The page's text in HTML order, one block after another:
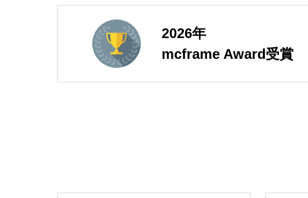
2026年
mcframe Award受賞